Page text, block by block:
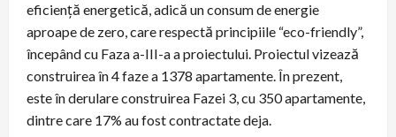
eficiență energetică, adică un consum de energie
aproape de zero, care respectă principiile “eco-friendly”,
începând cu Faza a-III-a a proiectului. Proiectul vizează
construirea în 4 faze a 1378 apartamente. În prezent,
este în derulare construirea Fazei 3, cu 350 apartamente,
dintre care 17% au fost contractate deja.